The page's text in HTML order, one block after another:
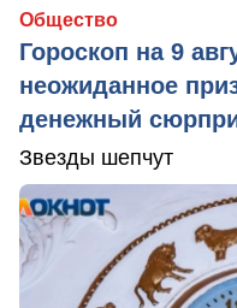
Общество
Гороскоп на 9
неожиданное
денежный
Звезды шепчут